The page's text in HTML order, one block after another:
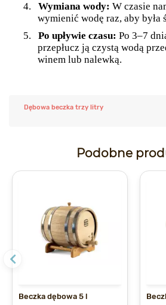
4.
Wymiana wody: W czasie
wymienić wodę raz, aby była
5.
Po upływie czasu: Po 3–7
przepłucz ją czystą wodą
winem lub nalewką.
Dębowa beczka trzy litry
Podobne
Beczka dębowa 5 l